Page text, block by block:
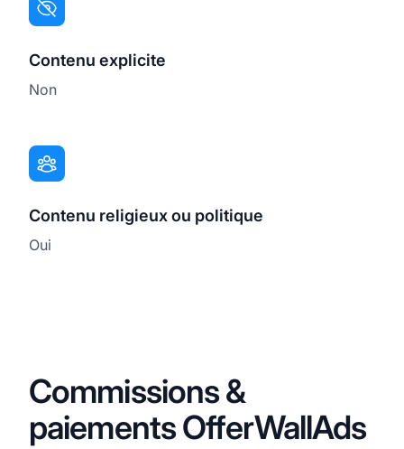
Contenu explicite
Non
Contenu religieux ou politique
Oui
Commissions &
paiements OfferWallAds